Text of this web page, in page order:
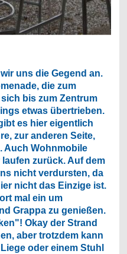
uns die Gegend an.
die zum
bis zum Zentrum
etwas übertrieben.
es hier eigentlich
zur anderen Seite,
Auch Wohnmobile
zurück. Auf dem
nicht verdursten, da
nicht das Einzige ist.
mal ein um
Grappa zu genießen.
Okay der Strand
aber trotzdem kann
oder einem Stuhl